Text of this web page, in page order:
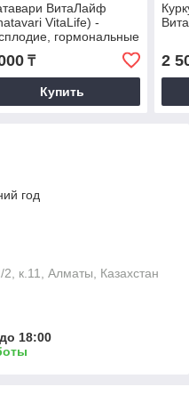
ВитаЛайф
VitaLife) -
гормональные
для лактации,
по 490 мг
₸
Купить
2
год
к.11, Алматы, Казахстан
18:00